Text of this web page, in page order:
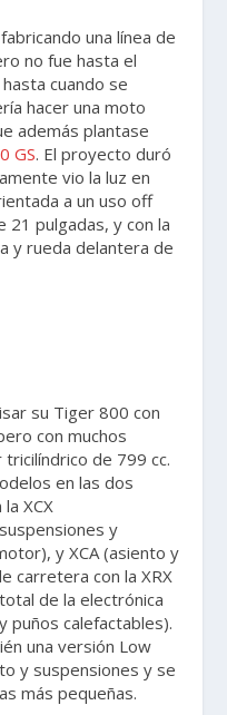
una línea de
no fue hasta el
cuando se
hacer una moto
además plantase
GS. El proyecto duró
vio la luz en
a un uso off
21 pulgadas, y con la
y rueda delantera de
su Tiger 800 con
con muchos
de 799 cc.
en las dos
XCX
y
y XCA (asiento y
carretera con la XRX
de la electrónica
puños calefactables).
una versión Low
y suspensiones y se
más pequeñas.